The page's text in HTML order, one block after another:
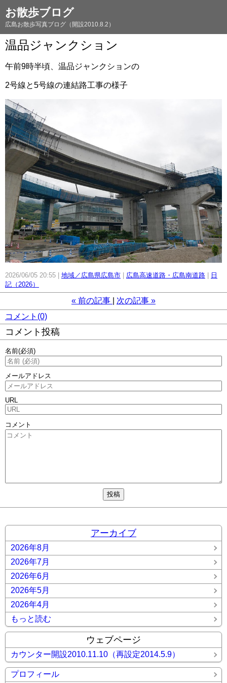
お散歩ブログ
広島お散歩写真ブログ（開設2010.8.2）
温品ジャンクション
午前9時半頃、温品ジャンクションの
2号線と5号線の連結路工事の様子
2026/06/05 20:55 地域／広島県広島市 広島高速道路・広島南道路
日
記（2026）
« 前の記事 次の記事 »
コメント(0)
コメント投稿
名前(必須)
メールアドレス
URL
コメント
アーカイブ
2026年8月
2026年7月
2026年6月
2026年5月
2026年4月
もっと読む
ウェブページ
カウンター開設2010.11.10（再設定2014.5.9）
プロフィール